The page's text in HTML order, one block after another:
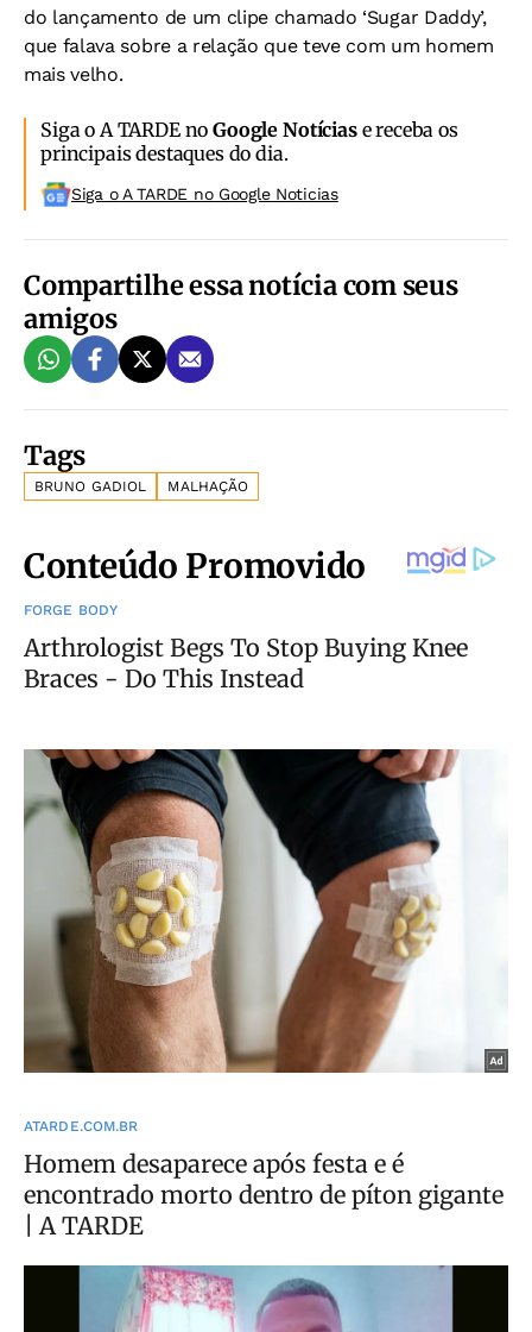
do lançamento de um clipe chamado ‘Sugar Daddy’,
que falava sobre a relação que teve com um homem
mais velho.
Siga o A TARDE noGoogle Notíciase receba os
principais destaques do dia.
Siga o A TARDE no Google Noticias
Compartilhe essa notícia com seus
amigos
Tags
BRUNO GADIOL MALHAÇÃO